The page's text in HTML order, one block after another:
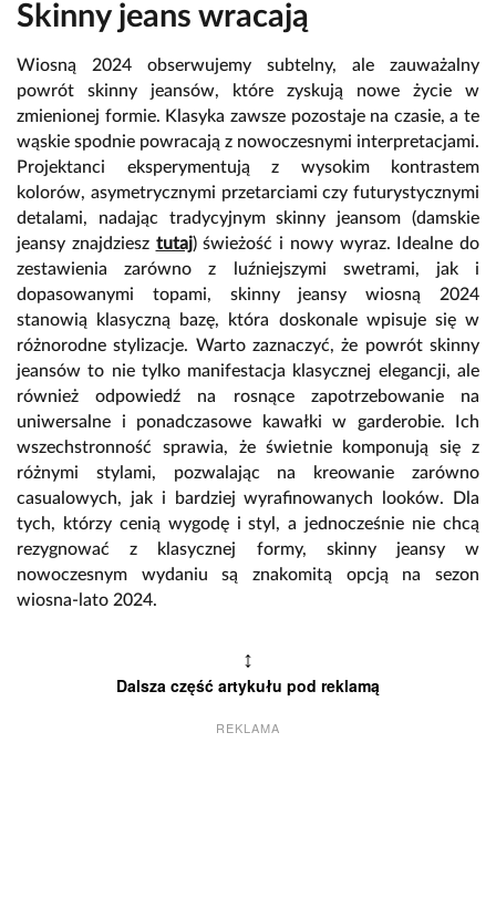
Skinny jeans wracają
Wiosną 2024 obserwujemy subtelny, ale zauważalny
powrót skinny jeansów, które zyskują nowe życie w
zmienionej formie. Klasyka zawsze pozostaje na czasie, a te
wąskie spodnie powracają z nowoczesnymi interpretacjami.
Projektanci eksperymentują z wysokim kontrastem
kolorów, asymetrycznymi przetarciami czy futurystycznymi
detalami, nadając tradycyjnym skinny jeansom (damskie
jeansy znajdziesz tutaj) świeżość i nowy wyraz. Idealne do
zestawienia zarówno z luźniejszymi swetrami, jak i
dopasowanymi topami, skinny jeansy wiosną 2024
stanowią klasyczną bazę, która doskonale wpisuje się w
różnorodne stylizacje. Warto zaznaczyć, że powrót skinny
jeansów to nie tylko manifestacja klasycznej elegancji, ale
również odpowiedź na rosnące zapotrzebowanie na
uniwersalne i ponadczasowe kawałki w garderobie. Ich
wszechstronność sprawia, że świetnie komponują się z
różnymi stylami, pozwalając na kreowanie zarówno
casualowych, jak i bardziej wyrafinowanych looków. Dla
tych, którzy cenią wygodę i styl, a jednocześnie nie chcą
rezygnować z klasycznej formy, skinny jeansy w
nowoczesnym wydaniu są znakomitą opcją na sezon
wiosna-lato 2024.
↕
Dalsza część artykułu pod reklamą
REKLAMA